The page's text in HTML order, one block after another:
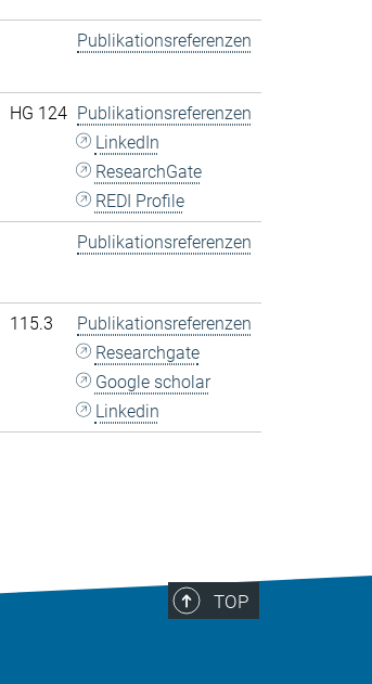
Publikationsreferenzen
HG 124 Publikationsreferenzen
LinkedIn
ResearchGate
REDI Profile
Publikationsreferenzen
115.3
Publikationsreferenzen
Researchgate
Google scholar
Linkedin
TOP